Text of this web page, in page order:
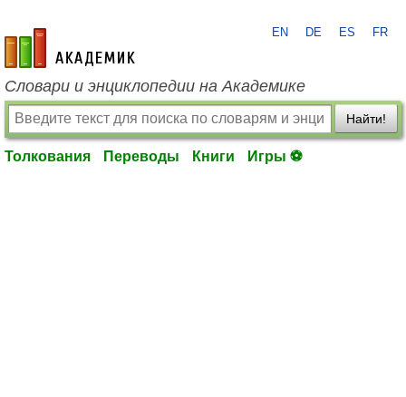
academic.ru
EN DE ES FR
Словари и энциклопедии на Академике
Найти!
Толкования Переводы Книги Игры ⚽